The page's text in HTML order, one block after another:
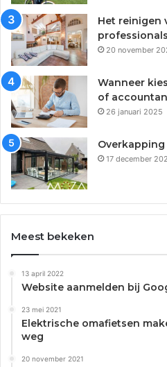
Het reinigen
20 november
Wanneer
of
26 januari 2025
Overkapping
17 december
Meest bekeken
13 april 2022
Website aanmelden bij
23 mei 2021
Elektrische omafietsen
weg
20 november 2021